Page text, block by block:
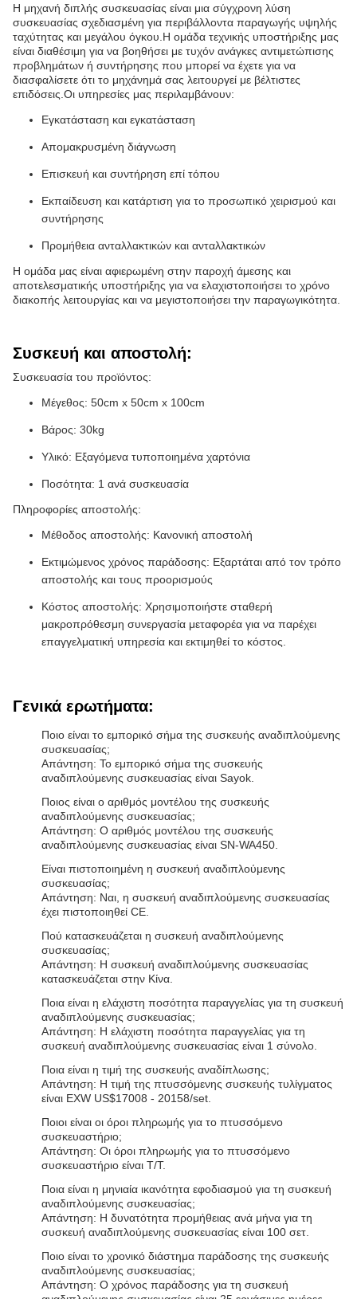
Η μηχανή διπλής συσκευασίας είναι μια σύγχρονη λύση
συσκευασίας σχεδιασμένη για περιβάλλοντα παραγωγής υψηλής
ταχύτητας και μεγάλου όγκου.Η ομάδα τεχνικής υποστήριξης μας
είναι διαθέσιμη για να βοηθήσει με τυχόν ανάγκες αντιμετώπισης
προβλημάτων ή συντήρησης που μπορεί να έχετε για να
διασφαλίσετε ότι το μηχάνημά σας λειτουργεί με βέλτιστες
επιδόσεις.Οι υπηρεσίες μας περιλαμβάνουν:
Εγκατάσταση και εγκατάσταση
Απομακρυσμένη διάγνωση
Επισκευή και συντήρηση επί τόπου
Εκπαίδευση και κατάρτιση για το προσωπικό χειρισμού και
συντήρησης
Προμήθεια ανταλλακτικών και ανταλλακτικών
Η ομάδα μας είναι αφιερωμένη στην παροχή άμεσης και
αποτελεσματικής υποστήριξης για να ελαχιστοποιήσει το χρόνο
διακοπής λειτουργίας και να μεγιστοποιήσει την παραγωγικότητα.
Συσκευή και αποστολή:
Συσκευασία του προϊόντος:
Μέγεθος: 50cm x 50cm x 100cm
Βάρος: 30kg
Υλικό: Εξαγόμενα τυποποιημένα χαρτόνια
Ποσότητα: 1 ανά συσκευασία
Πληροφορίες αποστολής:
Μέθοδος αποστολής: Κανονική αποστολή
Εκτιμώμενος χρόνος παράδοσης: Εξαρτάται από τον τρόπο
αποστολής και τους προορισμούς
Κόστος αποστολής: Χρησιμοποιήστε σταθερή
μακροπρόθεσμη συνεργασία μεταφορέα για να παρέχει
επαγγελματική υπηρεσία και εκτιμηθεί το κόστος.
Γενικά ερωτήματα:
Ποιο είναι το εμπορικό σήμα της συσκευής αναδιπλούμενης
συσκευασίας;
Απάντηση: Το εμπορικό σήμα της συσκευής
αναδιπλούμενης συσκευασίας είναι Sayok.
Ποιος είναι ο αριθμός μοντέλου της συσκευής
αναδιπλούμενης συσκευασίας;
Απάντηση: Ο αριθμός μοντέλου της συσκευής
αναδιπλούμενης συσκευασίας είναι SN-WA450.
Είναι πιστοποιημένη η συσκευή αναδιπλούμενης
συσκευασίας;
Απάντηση: Ναι, η συσκευή αναδιπλούμενης συσκευασίας
έχει πιστοποιηθεί CE.
Πού κατασκευάζεται η συσκευή αναδιπλούμενης
συσκευασίας;
Απάντηση: Η συσκευή αναδιπλούμενης συσκευασίας
κατασκευάζεται στην Κίνα.
Ποια είναι η ελάχιστη ποσότητα παραγγελίας για τη συσκευή
αναδιπλούμενης συσκευασίας;
Απάντηση: Η ελάχιστη ποσότητα παραγγελίας για τη
συσκευή αναδιπλούμενης συσκευασίας είναι 1 σύνολο.
Ποια είναι η τιμή της συσκευής αναδίπλωσης;
Απάντηση: Η τιμή της πτυσσόμενης συσκευής τυλίγματος
είναι EXW US$17008 - 20158/set.
Ποιοι είναι οι όροι πληρωμής για το πτυσσόμενο
συσκευαστήριο;
Απάντηση: Οι όροι πληρωμής για το πτυσσόμενο
συσκευαστήριο είναι T/T.
Ποια είναι η μηνιαία ικανότητα εφοδιασμού για τη συσκευή
αναδιπλούμενης συσκευασίας;
Απάντηση: Η δυνατότητα προμήθειας ανά μήνα για τη
συσκευή αναδιπλούμενης συσκευασίας είναι 100 σετ.
Ποιο είναι το χρονικό διάστημα παράδοσης της συσκευής
αναδιπλούμενης συσκευασίας;
Απάντηση: Ο χρόνος παράδοσης για τη συσκευή